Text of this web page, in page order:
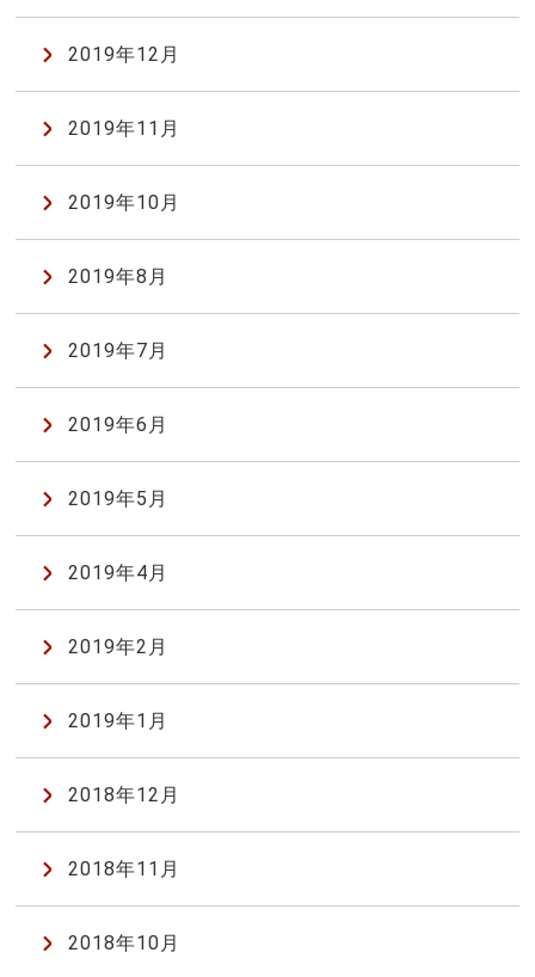
2019年12月
2019年11月
2019年10月
2019年8月
2019年7月
2019年6月
2019年5月
2019年4月
2019年2月
2019年1月
2018年12月
2018年11月
2018年10月